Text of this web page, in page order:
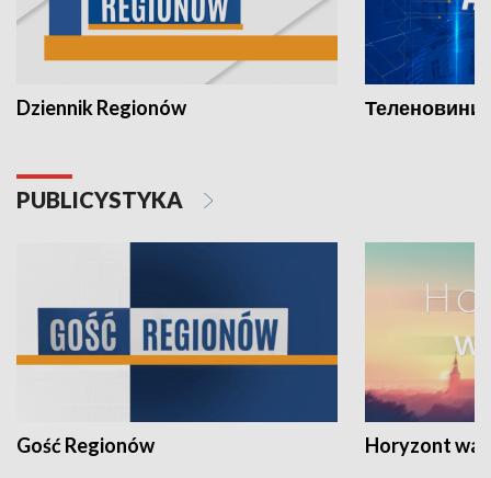
Dziennik Regionów Теленовини
PUBLICYSTYKA
Gość Regionów Horyzont